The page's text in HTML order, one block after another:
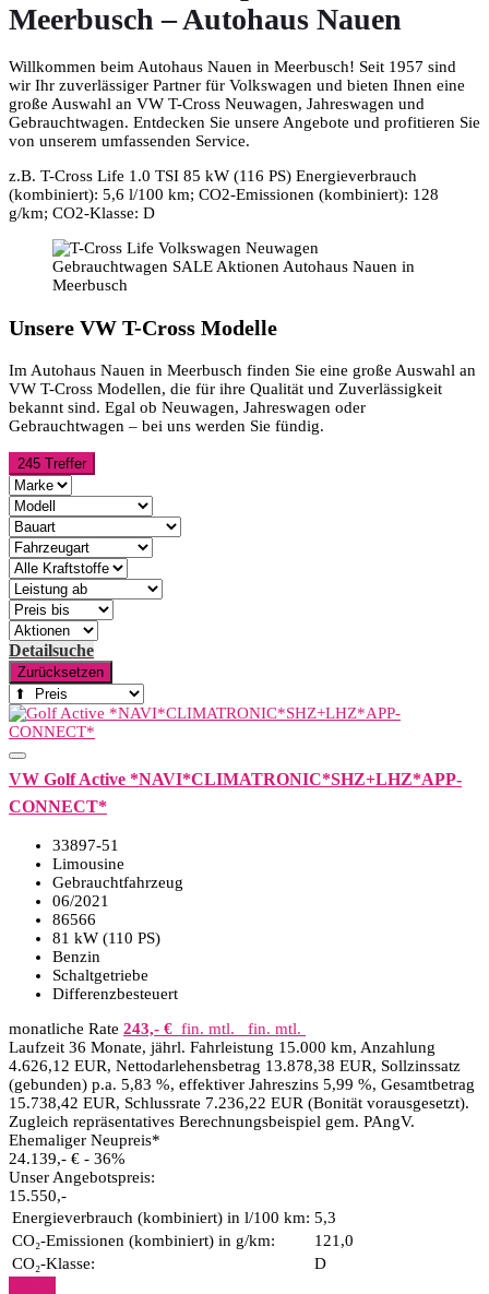
Meerbusch – Autohaus Nauen
Willkommen beim Autohaus Nauen in Meerbusch! Seit 1957 sind
wir Ihr zuverlässiger Partner für Volkswagen und bieten Ihnen eine
große Auswahl an VW T-Cross Neuwagen, Jahreswagen und
Gebrauchtwagen. Entdecken Sie unsere Angebote und profitieren Sie
von unserem umfassenden Service.
z.B. T-Cross Life 1.0 TSI 85 kW (116 PS) Energieverbrauch
(kombiniert): 5,6 l/100 km; CO2-Emissionen (kombiniert): 128
g/km; CO2-Klasse: D
Unsere VW T-Cross Modelle
Im Autohaus Nauen in Meerbusch finden Sie eine große Auswahl an
VW T-Cross Modellen, die für ihre Qualität und Zuverlässigkeit
bekannt sind. Egal ob Neuwagen, Jahreswagen oder
Gebrauchtwagen – bei uns werden Sie fündig.
245 Treffer
Detailsuche
Zurücksetzen
VW Golf Active *NAVI*CLIMATRONIC*SHZ+LHZ*APP-
CONNECT*
33897-51
Limousine
Gebrauchtfahrzeug
06/2021
86566
81 kW (110 PS)
Benzin
Schaltgetriebe
Differenzbesteuert
monatliche Rate 243,- € fin. mtl.
fin. mtl.
Laufzeit 36 Monate, jährl. Fahrleistung 15.000 km, Anzahlung
4.626,12 EUR, Nettodarlehensbetrag 13.878,38 EUR, Sollzinssatz
(gebunden) p.a. 5,83 %, effektiver Jahreszins 5,99 %, Gesamtbetrag
15.738,42 EUR, Schlussrate 7.236,22 EUR (Bonität vorausgesetzt).
Zugleich repräsentatives Berechnungsbeispiel gem. PAngV.
Ehemaliger Neupreis*
24.139,- € - 36%
Unser Angebotspreis:
15.550,-
Energieverbrauch (kombiniert) in l/100 km: 5,3
CO₂-Emissionen (kombiniert) in g/km:
121,0
CO₂-Klasse:
D